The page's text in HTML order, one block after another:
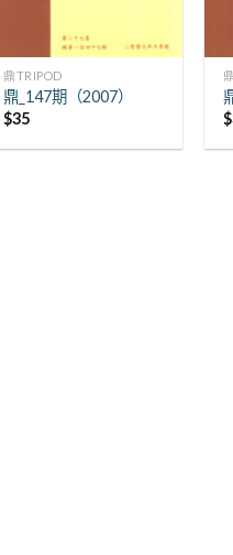
鼎TRIPOD
鼎_147期（2007）
$35
$